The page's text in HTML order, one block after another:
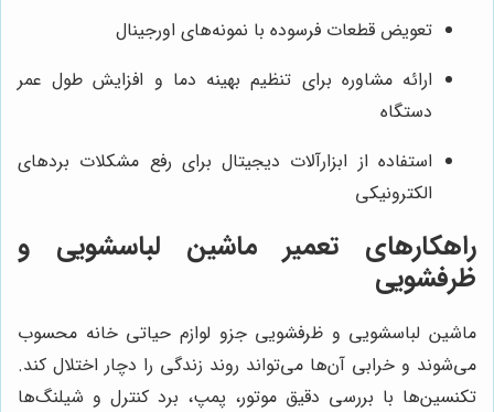
تعویض قطعات فرسوده با نمونه‌های اورجینال
ارائه مشاوره برای تنظیم بهینه دما و افزایش طول عمر
دستگاه
استفاده از ابزارآلات دیجیتال برای رفع مشکلات بردهای
الکترونیکی
راهکارهای تعمیر ماشین لباسشویی و
ظرفشویی
ماشین لباسشویی و ظرفشویی جزو لوازم حیاتی خانه محسوب
می‌شوند و خرابی آن‌ها می‌تواند روند زندگی را دچار اختلال کند.
تکنسین‌ها با بررسی دقیق موتور، پمپ، برد کنترل و شیلنگ‌ها